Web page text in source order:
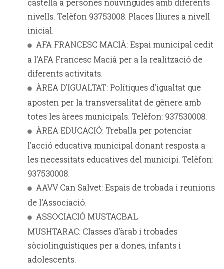
castellà a persones nouvingudes amb diferents
nivells. Telèfon 93753008. Places lliures a nivell
inicial.
AFA FRANCESC MACIÀ: Espai municipal cedit
a l'AFA Francesc Macià per a la realització de
diferents activitats.
ÀREA D'IGUALTAT: Polítiques d'igualtat que
aposten per la transversalitat de gènere amb
totes les àrees municipals. Telèfon: 937530008.
ÀREA EDUCACIÓ: Treballa per potenciar
l'acció educativa municipal donant resposta a
les necessitats educatives del municipi. Telèfon:
937530008.
AAVV Can Salvet: Espais de trobada i reunions
de l'Associació.
ASSOCIACIÓ MUSTACBAL
MUSHTARAC: Classes d'àrab i trobades
sòciolinguístiques per a dones, infants i
adolescents.